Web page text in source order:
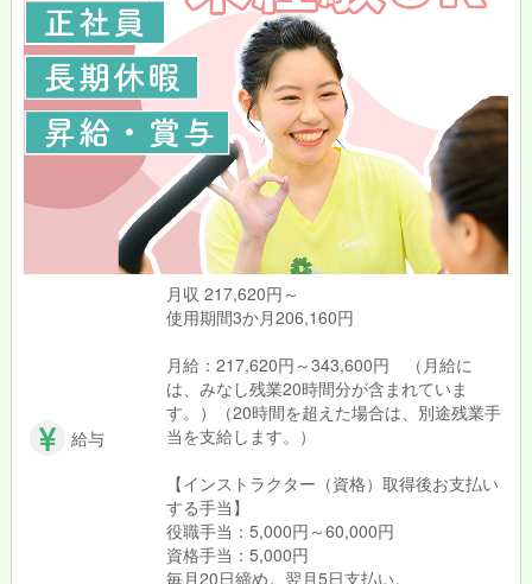
給与
月収 217,620円～
使用期間3か月206,160円
月給：217,620円～343,600円 （月給に
は、みなし残業20時間分が含まれていま
す。）（20時間を超えた場合は、別途残業手
当を支給します。）
【インストラクター（資格）取得後お支払い
する手当】
役職手当：5,000円～60,000円
資格手当：5,000円
毎月20日締め。翌月5日支払い。